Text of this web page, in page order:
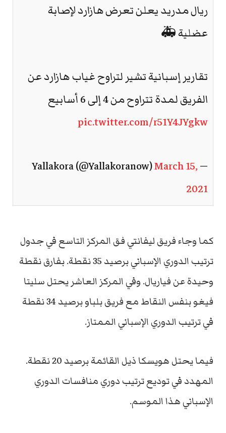
ريال مدريد يعلن تعرض هازارد لإصابة
عضلية 🚑
تقارير إسبانية تشير لتراوح غياب هازارد عن
الفريق لمدة تتراوح من 4 إلى 6 أسابيع
pic.twitter.com/r51Y4JYgkw
— Yallakora (@Yallakoranow)
March 15,
2021
كما وجاء فريق ليفانتي فق المركز التاسع في جدول
ترتيب الدوري الإسباني برصيد 35 نقطة. بفارق نقطة
وحيدة عن فياريال. وفي المركز العاشر يحتل سليتا
فيغو بنفس النقاط مع فريق بلباو برصيد 34 نقطة
في ترتيب الدوري الإسباني الممتاز.
فيما يحتل هويسكا ذيل القائمة برصيد 20 نقطة.
المهدد في توديع ترتيب دوري منافسات الدوري
الإسباني هذا الموسم.